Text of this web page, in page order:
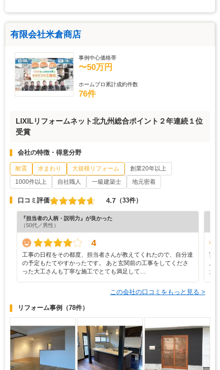
有限会社米倉商店
事例中心価格帯
〜50万円
ホームプロ累計成約件数
76件
LIXILリフォームネット北九州総合ポイント２年連続１位
受賞
会社の特徴・得意分野
耐震 水まわり 大規模リフォーム
創業20年以上
1000件以上
自社職人 一級建築士 地元密着
口コミ評価 4.7 （33件）
『担当者の人柄・説明力』が良かった
（50代／男性）
4
工事の日程をその都度、担当者さんが教えてくれたので、自分達
の予定もたてやすかったです。 あと玄関前の工事をしてくださ
った大工さんも丁寧な施工でとても満足して…
実
ん
た
この会社の口コミをもっと見る >
リフォーム事例 （78件）